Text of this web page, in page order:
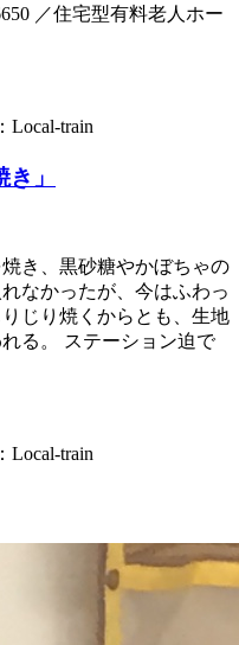
／住宅型有料老人ホー
train
」
き、黒砂糖やかぼちゃの
なかったが、今はふわっ
じり焼くからとも、生地
る。 ステーション迫で
Local-train